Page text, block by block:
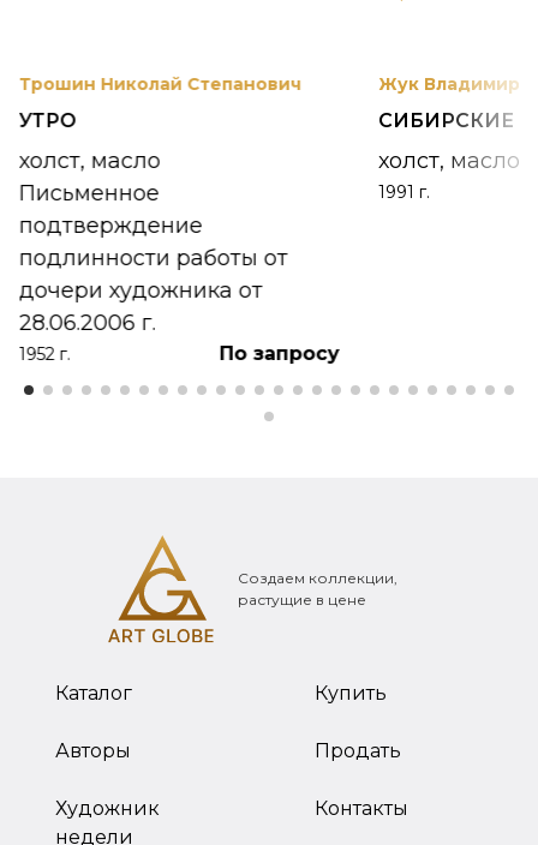
Трошин Николай Степанович
УТРО
холст, масло
Письменное
подтверждение
подлинности работы от
дочери художника от
28.06.2006 г.
1952 г. По запросу
Жук Владимир
СИБИРСКИЕ
холст, масло
1991 г.
Создаем коллекции,
растущие в цене
Каталог
Авторы
Художник
недели
Купить
Продать
Контакты